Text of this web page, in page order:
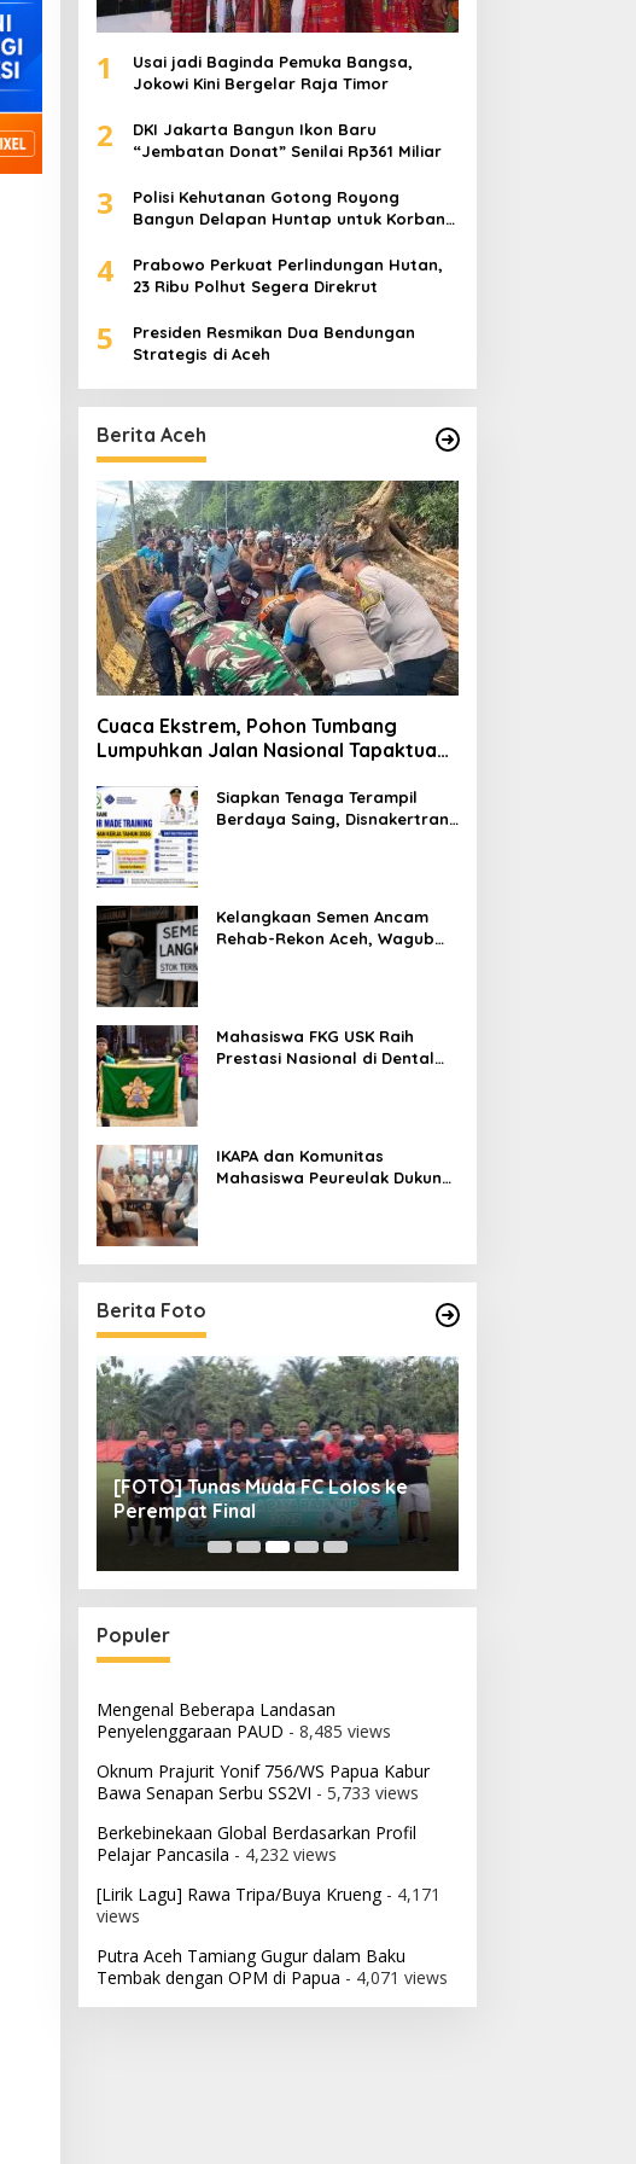
1
Usai jadi Baginda Pemuka Bangsa,
Jokowi Kini Bergelar Raja Timor
2
DKI Jakarta Bangun Ikon Baru
“Jembatan Donat” Senilai Rp361 Miliar
3
Polisi Kehutanan Gotong Royong
Bangun Delapan Huntap untuk Korban
4
Prabowo Perkuat Perlindungan Hutan,
23 Ribu Polhut Segera Direkrut
5
Presiden Resmikan Dua Bendungan
Strategis di Aceh
Berita Aceh
Cuaca Ekstrem, Pohon Tumbang
Lumpuhkan Jalan Nasional Tapaktuan-
Siapkan Tenaga Terampil
Berdaya Saing, Disnakertrans
Kelangkaan Semen Ancam
Rehab-Rekon Aceh, Wagub
Mahasiswa FKG USK Raih
Prestasi Nasional di Dental
IKAPA dan Komunitas
Mahasiswa Peureulak Dukung
Berita Foto
[FOTO] Tunas Muda FC Lolos ke
Perempat Final
Populer
Mengenal Beberapa Landasan
Penyelenggaraan PAUD - 8,485 views
Oknum Prajurit Yonif 756/WS Papua Kabur
Bawa Senapan Serbu SS2VI - 5,733 views
Berkebinekaan Global Berdasarkan Profil
Pelajar Pancasila - 4,232 views
[Lirik Lagu] Rawa Tripa/Buya Krueng- 4,171
views
Putra Aceh Tamiang Gugur dalam Baku
Tembak dengan OPM di Papua - 4,071 views